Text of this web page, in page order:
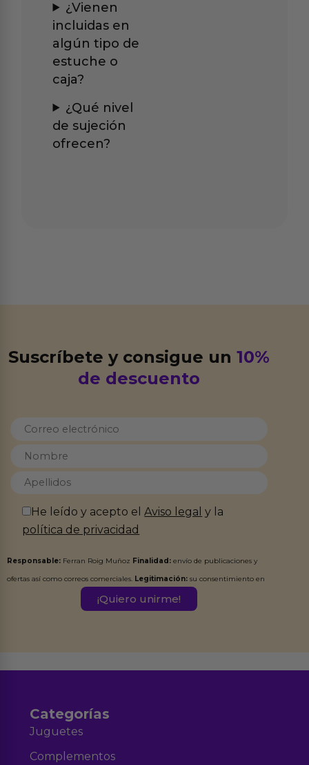
¿Vienen
incluidas en
algún tipo de
estuche o
caja?
¿Qué nivel
de sujeción
ofrecen?
Suscríbete y consigue un10%
de descuento
He leído y acepto elAviso legal y la
política de privacidad
Responsable: Ferran Roig Muñoz Finalidad: envío de publicaciones y
ofertas así como correos comerciales. Legitimación: su consentimiento en
Destinatarios:Ferran Roig Muñoz. Podrás ejercer tus
Categorías
Juguetes
Complementos